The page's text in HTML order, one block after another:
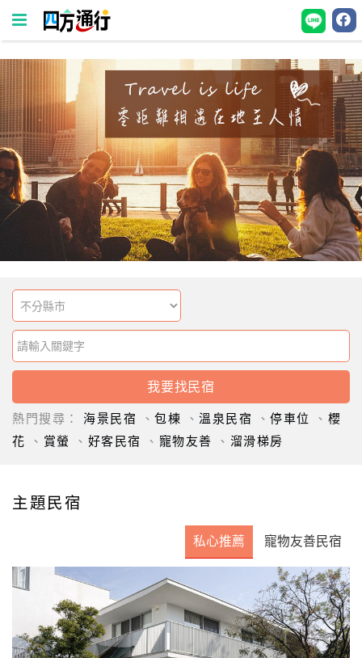
四
行
訂
房
房
直
接
飯
店
訂
民
全
熱門搜尋： 海景民宿 、 包棟 、 溫泉民宿 、 停車位 、 櫻
花 、 賞螢 、 好客民宿 、 寵物友善 、 溜滑梯房
主題民宿
私心推薦 寵物友善民宿